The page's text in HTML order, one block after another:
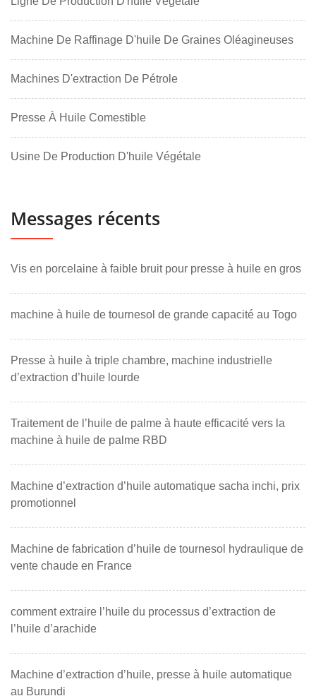
Machine De Raffinage D'huile De Graines Oléagineuses
Machines D'extraction De Pétrole
Presse À Huile Comestible
Usine De Production D'huile Végétale
Messages récents
Vis en porcelaine à faible bruit pour presse à huile en gros
machine à huile de tournesol de grande capacité au Togo
Presse à huile à triple chambre, machine industrielle
d’extraction d’huile lourde
Traitement de l’huile de palme à haute efficacité vers la
machine à huile de palme RBD
Machine d’extraction d’huile automatique sacha inchi, prix
promotionnel
Machine de fabrication d’huile de tournesol hydraulique de
vente chaude en France
comment extraire l’huile du processus d’extraction de
l’huile d’arachide
Machine d’extraction d’huile, presse à huile automatique
au Burundi